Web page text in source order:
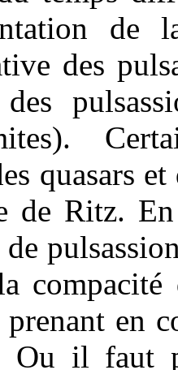
de
des
quasars
de Ritz.
en
Ou il faut